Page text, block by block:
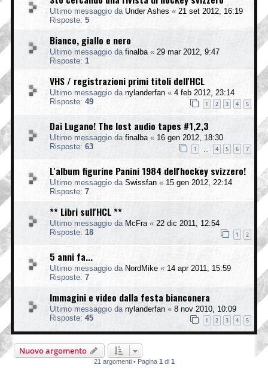
Ultimo messaggio da Under Ashes « 21 set 2012, 16:19
Risposte: 5
Bianco, giallo e nero
Ultimo messaggio da finalba « 29 mar 2012, 9:47
Risposte: 1
VHS / registrazioni primi titoli dell'HCL
Ultimo messaggio da nylanderfan « 4 feb 2012, 23:14
Risposte: 49 1 2 3 4 5
Dai Lugano! The lost audio tapes #1,2,3
Ultimo messaggio da finalba « 16 gen 2012, 18:30
Risposte: 63 1 4 5 6 7
L'album figurine Panini 1984 dell'hockey svizzero!
Ultimo messaggio da Swissfan « 15 gen 2012, 22:14
Risposte: 7
** Libri sull'HCL **
Ultimo messaggio da McFra « 22 dic 2011, 12:54
Risposte: 18 1 2
5 anni fa...
Ultimo messaggio da NordMike « 14 apr 2011, 15:59
Risposte: 7
Immagini e video dalla festa bianconera
Ultimo messaggio da nylanderfan « 8 nov 2010, 10:09
Risposte: 45 1 2 3 4 5
Nuovo argomento
21 argomenti • Pagina 1 di 1